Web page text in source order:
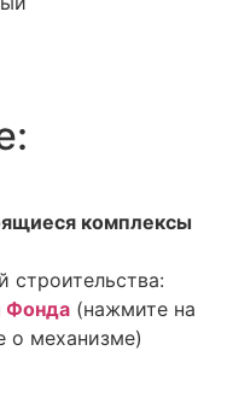
комплексы
строительства:
Фонда (нажмите на
о механизме)